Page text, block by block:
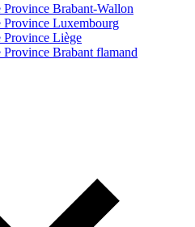
Province Brabant-Wallon
Province Luxembourg
Province Liège
Province Brabant flamand